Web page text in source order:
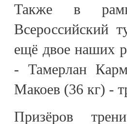
Также в
ещё двое наших
- Тамерлан
Макоев (36 кг) -
Призёров